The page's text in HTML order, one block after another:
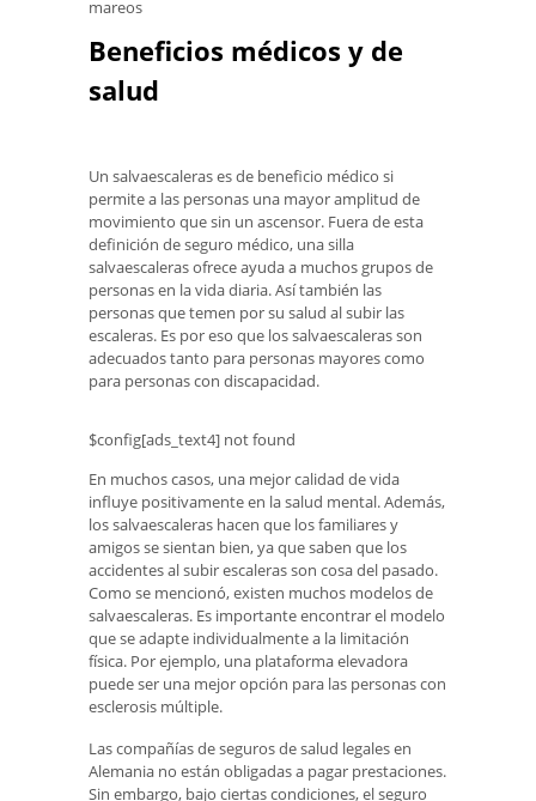
mareos
Beneficios médicos y de
salud
Un salvaescaleras es de beneficio médico si
permite a las personas una mayor amplitud de
movimiento que sin un ascensor. Fuera de esta
definición de seguro médico, una silla
salvaescaleras ofrece ayuda a muchos grupos de
personas en la vida diaria. Así también las
personas que temen por su salud al subir las
escaleras. Es por eso que los salvaescaleras son
adecuados tanto para personas mayores como
para personas con discapacidad.
$config[ads_text4] not found
En muchos casos, una mejor calidad de vida
influye positivamente en la salud mental. Además,
los salvaescaleras hacen que los familiares y
amigos se sientan bien, ya que saben que los
accidentes al subir escaleras son cosa del pasado.
Como se mencionó, existen muchos modelos de
salvaescaleras. Es importante encontrar el modelo
que se adapte individualmente a la limitación
física. Por ejemplo, una plataforma elevadora
puede ser una mejor opción para las personas con
esclerosis múltiple.
Las compañías de seguros de salud legales en
Alemania no están obligadas a pagar prestaciones.
Sin embargo, bajo ciertas condiciones, el seguro